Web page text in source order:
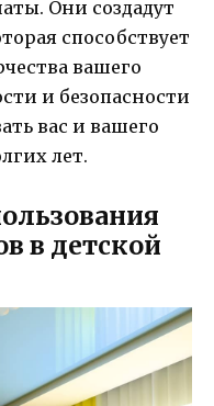
Они создадут
способствует
вашего
и безопасности
вас и вашего
лет.
в детской